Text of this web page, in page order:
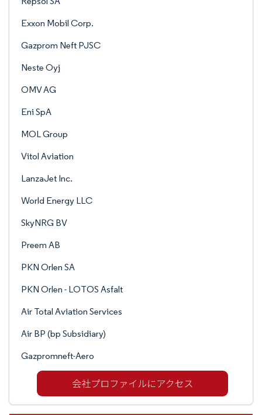
Exxon Mobil Corp.
Gazprom Neft PJSC
Neste Oyj
OMV AG
Eni SpA
MOL Group
Vitol Aviation
LanzaJet Inc.
World Energy LLC
SkyNRG BV
Preem AB
PKN Orlen SA
PKN Orlen - LOTOS Asfalt
Air Total Aviation Services
Air BP (bp Subsidiary)
Gazpromneft-Aero